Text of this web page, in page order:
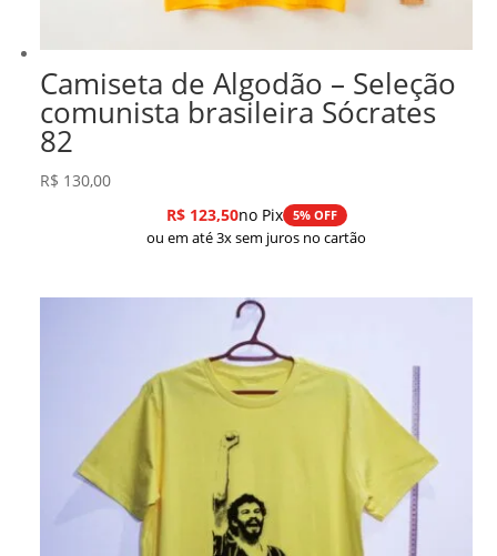
Camiseta de Algodão – Seleção
comunista brasileira Sócrates
82
R$ 130,00
R$123,50no Pix 5% OFF
ou em até 3x sem juros no cartão